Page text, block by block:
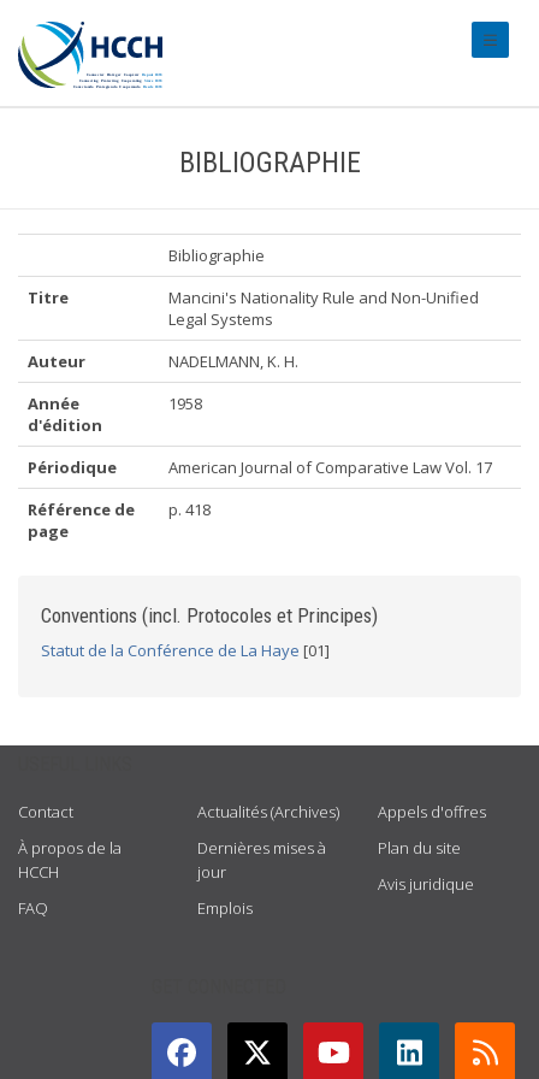
BIBLIOGRAPHIE
Bibliographie
Titre
Mancini's Nationality Rule and Non-Unified
Legal Systems
Auteur
NADELMANN, K. H.
Année
d'édition
1958
Périodique
American Journal of Comparative Law Vol. 17
Référence de
page
p. 418
Conventions (incl. Protocoles et Principes)
Statut de la Conférence de La Haye [01]
Contact
À propos de la
HCCH
FAQ
Actualités (Archives)
Dernières mises à
jour
Emplois
Appels d'offres
Plan du site
Avis juridique